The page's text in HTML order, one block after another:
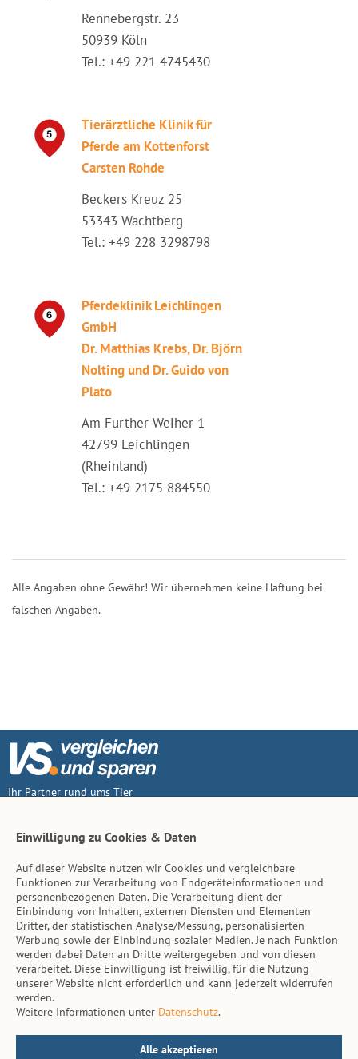
Rennebergstr. 23
50939 Köln
Tel.: +49 221 4745430
Tierärztliche Klinik für
Pferde am Kottenforst
Carsten Rohde
Beckers Kreuz 25
53343 Wachtberg
Tel.: +49 228 3298798
Pferdeklinik Leichlingen
GmbH
Dr. Matthias Krebs, Dr. Björn
Nolting und Dr. Guido von
Plato
Am Further Weiher 1
42799 Leichlingen
(Rheinland)
Tel.: +49 2175 884550
Alle Angaben ohne Gewähr! Wir übernehmen keine Haftung bei
falschen Angaben.
Ihr Partner rund ums Tier
Inhalt
Tierarzt-Suche
Hinweise
AGB
Impressum
Datenschutz
Kontakt
Einwilligung zu Cookies & Daten
Auf dieser Website nutzen wir Cookies und vergleichbare
Funktionen zur Verarbeitung von Endgeräteinformationen und
personenbezogenen Daten. Die Verarbeitung dient der
Einbindung von Inhalten, externen Diensten und Elementen
Dritter, der statistischen Analyse/Messung, personalisierten
Werbung sowie der Einbindung sozialer Medien. Je nach Funktion
werden dabei Daten an Dritte weitergegeben und von diesen
verarbeitet. Diese Einwilligung ist freiwillig, für die Nutzung
unserer Website nicht erforderlich und kann jederzeit widerrufen
werden.
Weitere Informationen unter Datenschutz.
Alle akzeptieren